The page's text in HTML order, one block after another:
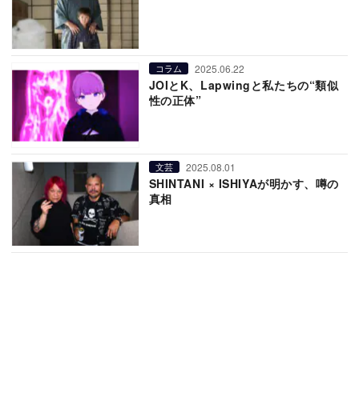
コラム 2025.06.22
JOIとK、Lapwingと私たちの“類似
性の正体”
文芸 2025.08.01
SHINTANI × ISHIYAが明かす、噂の
真相